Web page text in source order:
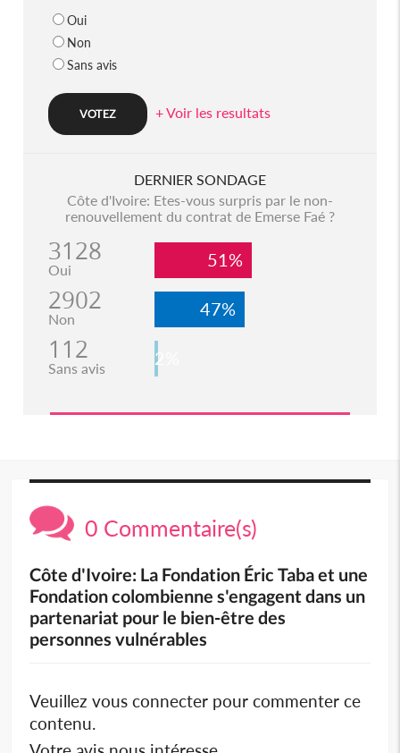
Oui
Non
Sans avis
+ Voir les resultats
DERNIER SONDAGE
Côte d'Ivoire: Etes-vous surpris par le non-
renouvellement du contrat de Emerse Faé ?
3128
Oui 51%
2902
Non 47%
112
Sans avis 2%
0 Commentaire(s)
Côte d'Ivoire: La Fondation Éric Taba et une
Fondation colombienne s'engagent dans un
partenariat pour le bien-être des
personnes vulnérables
Veuillez vous connecter pour commenter ce
contenu.